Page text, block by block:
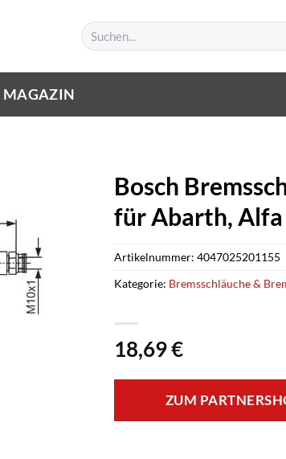
Suchen
nach:
MAGAZIN
Bosch
für Abarth, Alfa
18,69€
ZUM
Artikelnummer:4047025201155
Kategorie: Bremsschläuche &